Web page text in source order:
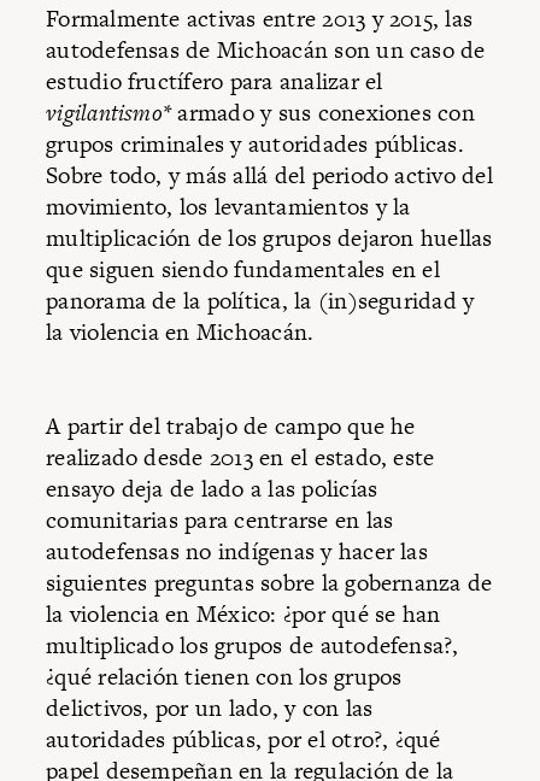
Formalmente activas entre 2013 y 2015, las
autodefensas de Michoacán son un caso de
estudio fructífero para analizar el
vigilantismo*armado y sus conexiones con
grupos criminales y autoridades públicas.
Sobre todo, y más allá del periodo activo del
movimiento, los levantamientos y la
multiplicación de los grupos dejaron huellas
que siguen siendo fundamentales en el
panorama de la política, la (in)seguridad y
la violencia en Michoacán.
A partir del trabajo de campo que he
realizado desde 2013 en el estado, este
ensayo deja de lado a las policías
comunitarias para centrarse en las
autodefensas no indígenas y hacer las
siguientes preguntas sobre la gobernanza de
la violencia en México: ¿por qué se han
multiplicado los grupos de autodefensa?,
¿qué relación tienen con los grupos
delictivos, por un lado, y con las
autoridades públicas, por el otro?, ¿qué
papel desempeñan en la regulación de la